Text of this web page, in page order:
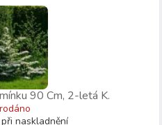
90 Cm, 2-letá K.